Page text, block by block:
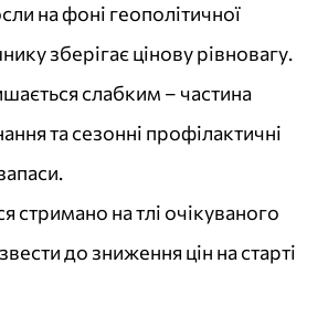
на фоні геополітичної
зберігає цінову рівновагу.
слабким – частина
та сезонні профілактичні
на тлі очікуваного
до зниження цін на старті